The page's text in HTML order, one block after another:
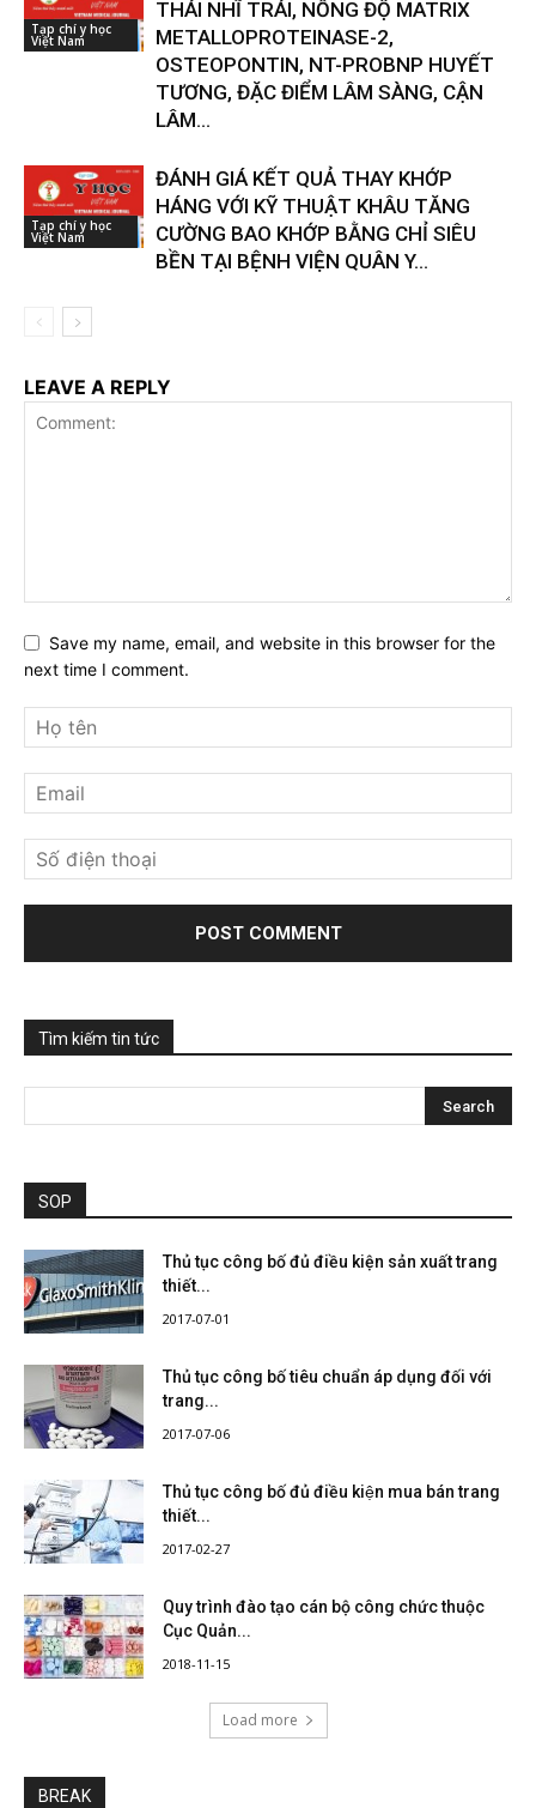
Tạp chí y học
Việt Nam
THÁI NHĨ TRÁI, NỒNG ĐỘ MATRIX
METALLOPROTEINASE-2,
OSTEOPONTIN, NT-PROBNP HUYẾT
TƯƠNG, ĐẶC ĐIỂM LÂM SÀNG, CẬN
LÂM...
Tạp chí y học
Việt Nam
ĐÁNH GIÁ KẾT QUẢ THAY KHỚP
HÁNG VỚI KỸ THUẬT KHÂU TĂNG
CƯỜNG BAO KHỚP BẰNG CHỈ SIÊU
BỀN TẠI BỆNH VIỆN QUÂN Y...
LEAVE A REPLY
Save my name, email, and website in this browser for the
next time I comment.
Tìm kiếm tin tức
SOP
Thủ tục công bố đủ điều kiện sản xuất trang
thiết...
2017-07-01
Thủ tục công bố tiêu chuẩn áp dụng đối với
trang...
2017-07-06
Thủ tục công bố đủ điều kiện mua bán trang
thiết...
2017-02-27
Quy trình đào tạo cán bộ công chức thuộc
Cục Quản...
2018-11-15
Load more
BREAK